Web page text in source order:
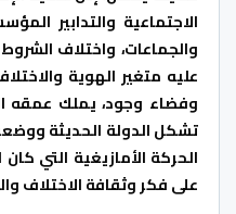
الاجتماعية والتدابير
والجماعات، واختلاف
عليه متغير الهوية
وفضاء وجود، يملك عمقه
تشكل الدولة الحديثة
الحركة الأمازيغية التي
على فكر وثقافة الاختلاف